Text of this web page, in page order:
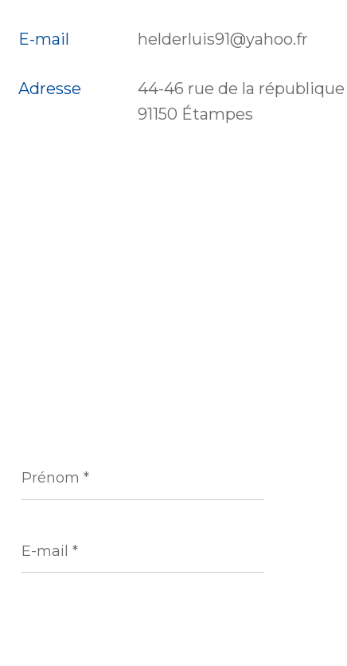
E-mail helderluis91@yahoo.fr
Adresse
44-46 rue de la république
91150 Étampes
*
mail
*